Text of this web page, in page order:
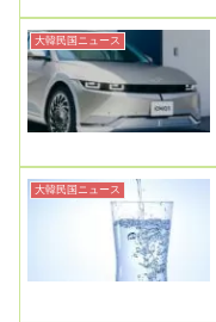
大韓民国ニュース
大韓民国ニュース